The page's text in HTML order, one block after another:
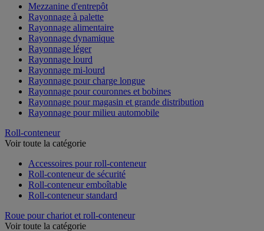
Mezzanine d'entrepôt
Rayonnage à palette
Rayonnage alimentaire
Rayonnage dynamique
Rayonnage léger
Rayonnage lourd
Rayonnage mi-lourd
Rayonnage pour charge longue
Rayonnage pour couronnes et bobines
Rayonnage pour magasin et grande distribution
Rayonnage pour milieu automobile
Roll-conteneur
Voir toute la catégorie
Accessoires pour roll-conteneur
Roll-conteneur de sécurité
Roll-conteneur emboîtable
Roll-conteneur standard
Roue pour chariot et roll-conteneur
Voir toute la catégorie